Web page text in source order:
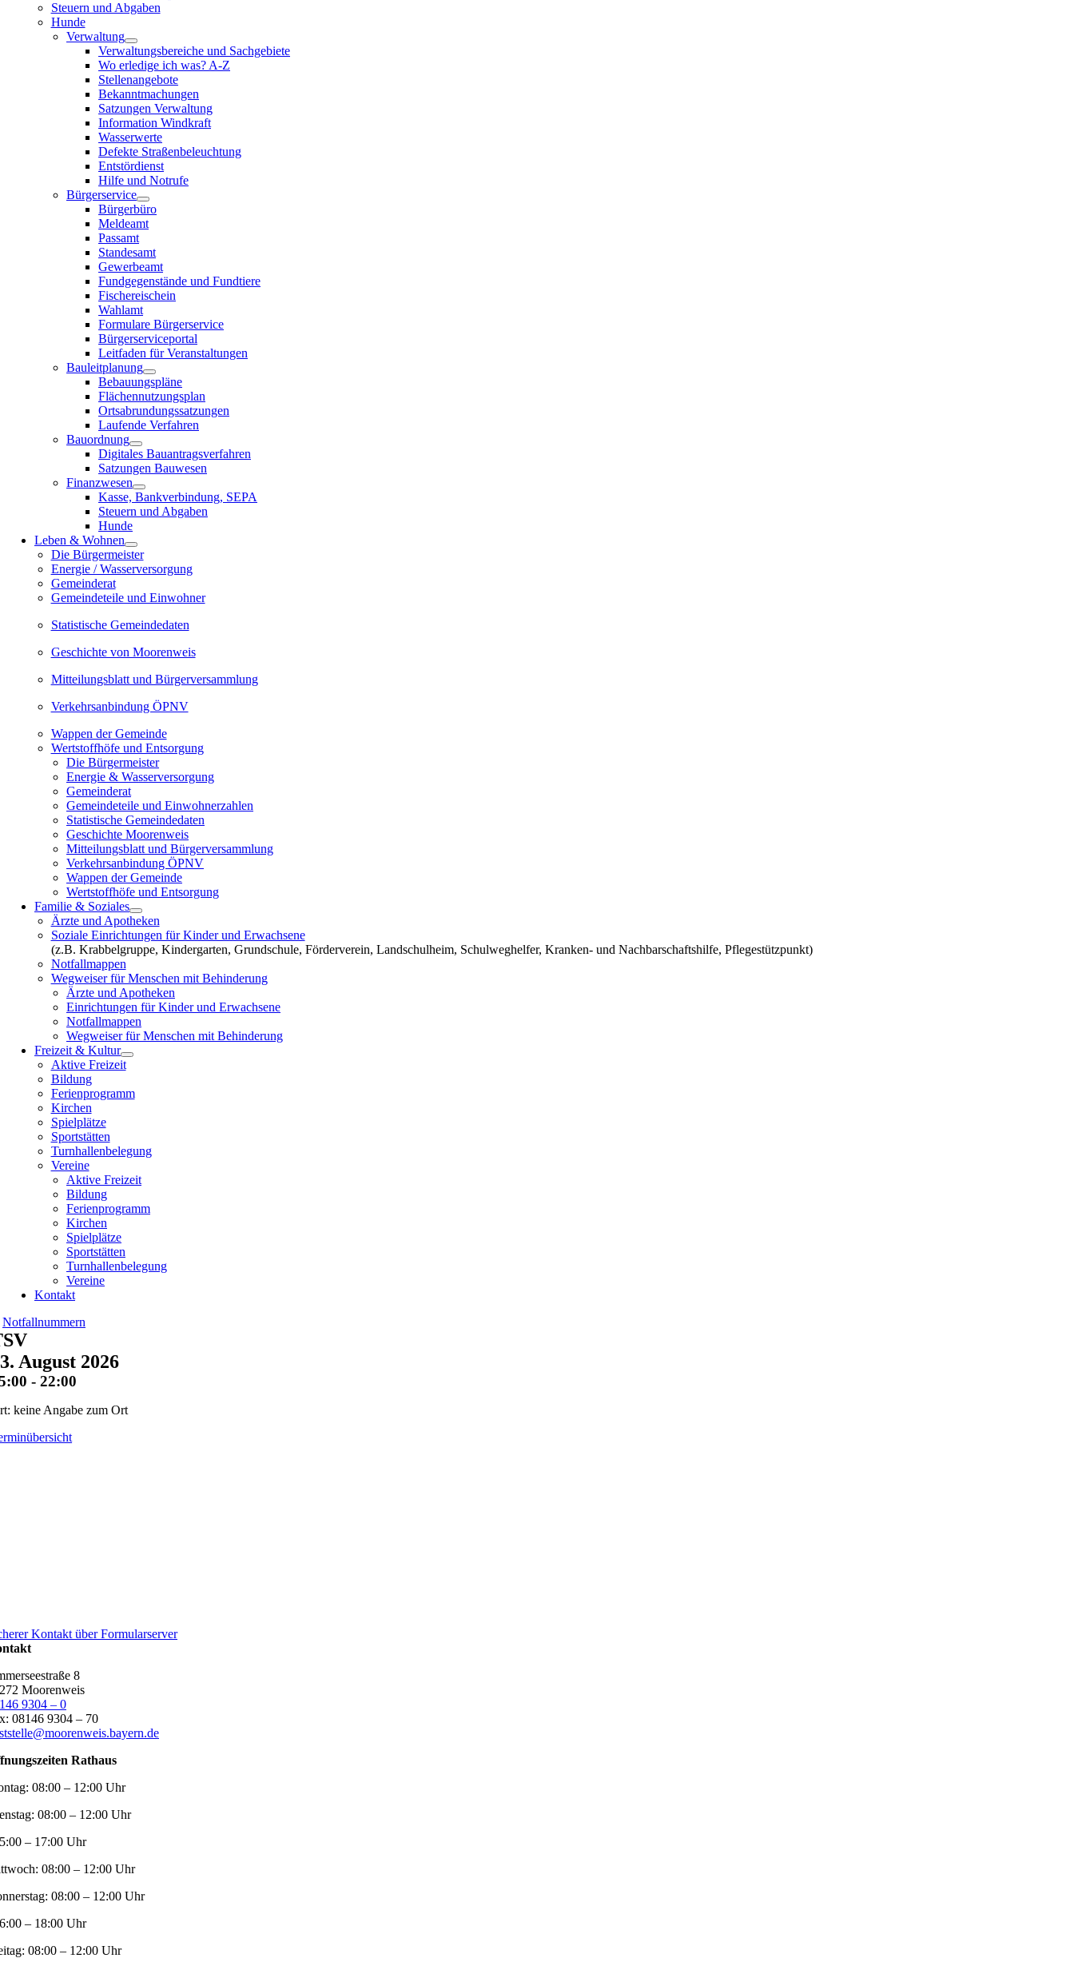
Steuern und Abgaben
Hunde
Verwaltung
Verwaltungsbereiche und Sachgebiete
Wo erledige ich was? A-Z
Stellenangebote
Bekanntmachungen
Satzungen Verwaltung
Information Windkraft
Wasserwerte
Defekte Straßenbeleuchtung
Entstördienst
Hilfe und Notrufe
Bürgerservice
Bürgerbüro
Meldeamt
Passamt
Standesamt
Gewerbeamt
Fundgegenstände und Fundtiere
Fischereischein
Wahlamt
Formulare Bürgerservice
Bürgerserviceportal
Leitfaden für Veranstaltungen
Bauleitplanung
Bebauungspläne
Flächennutzungsplan
Ortsabrundungssatzungen
Laufende Verfahren
Bauordnung
Digitales Bauantragsverfahren
Satzungen Bauwesen
Finanzwesen
Kasse, Bankverbindung, SEPA
Steuern und Abgaben
Hunde
Leben & Wohnen
Die Bürgermeister
Energie / Wasserversorgung
Gemeinderat
Gemeindeteile und Einwohner
Statistische Gemeindedaten
Geschichte von Moorenweis
Mitteilungsblatt und Bürgerversammlung
Verkehrsanbindung ÖPNV
Wappen der Gemeinde
Wertstoffhöfe und Entsorgung
Die Bürgermeister
Energie & Wasserversorgung
Gemeinderat
Gemeindeteile und Einwohnerzahlen
Statistische Gemeindedaten
Geschichte Moorenweis
Mitteilungsblatt und Bürgerversammlung
Verkehrsanbindung ÖPNV
Wappen der Gemeinde
Wertstoffhöfe und Entsorgung
Familie & Soziales
Ärzte und Apotheken
Soziale Einrichtungen für Kinder und Erwachsene
(z.B. Krabbelgruppe, Kindergarten, Grundschule, Förderverein, Landschulheim, Schulweghelfer, Kranken- und Nachbarschaftshilfe, Pflegestützpunkt)
Notfallmappen
Wegweiser für Menschen mit Behinderung
Ärzte und Apotheken
Einrichtungen für Kinder und Erwachsene
Notfallmappen
Wegweiser für Menschen mit Behinderung
Freizeit & Kultur
Aktive Freizeit
Bildung
Ferienprogramm
Kirchen
Spielplätze
Sportstätten
Turnhallenbelegung
Vereine
Aktive Freizeit
Bildung
Ferienprogramm
Kirchen
Spielplätze
Sportstätten
Turnhallenbelegung
Vereine
Kontakt
Notfallnummern
August 2026
- 22:00
keine Angabe zum Ort
Kontakt über Formularserver
8
Moorenweis
9304 – 0
08146 9304 – 70
Rathaus
08:00 – 12:00 Uhr
08:00 – 12:00 Uhr
– 17:00 Uhr
08:00 – 12:00 Uhr
08:00 – 12:00 Uhr
– 18:00 Uhr
08:00 – 12:00 Uhr